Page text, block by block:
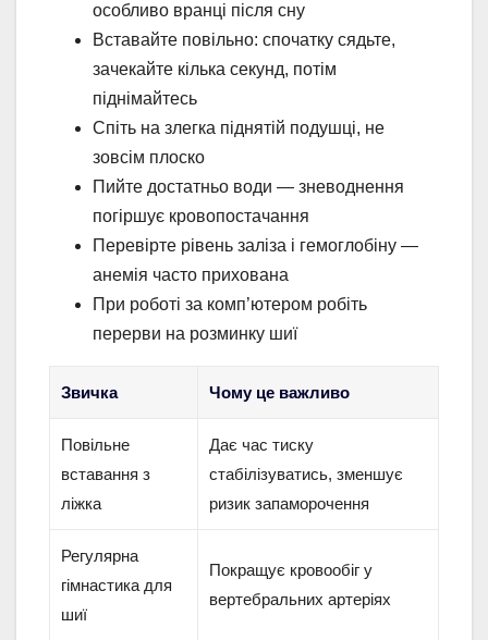
особливо вранці після сну
Вставайте повільно: спочатку сядьте,
зачекайте кілька секунд, потім
піднімайтесь
Спіть на злегка піднятій подушці, не
зовсім плоско
Пийте достатньо води — зневоднення
погіршує кровопостачання
Перевірте рівень заліза і гемоглобіну —
анемія часто прихована
При роботі за комп’ютером робіть
перерви на розминку шиї
Звичка Чому це важливо
Повільне
вставання з
ліжка
Дає час тиску
стабілізуватись, зменшує
ризик запаморочення
Регулярна
гімнастика для
шиї
Покращує кровообіг у
вертебральних артеріях